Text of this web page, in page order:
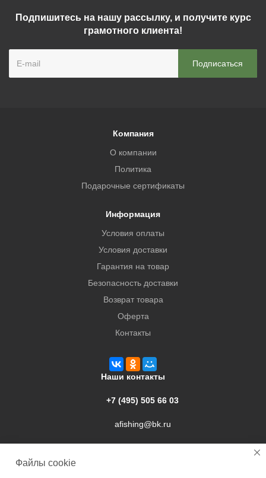
Подпишитесь на нашу рассылку, и получите курс
грамотного клиента!
Компания
О компании
Политика
Подарочные сертификаты
Информация
Условия оплаты
Условия доставки
Гарантия на товар
Безопасность доставки
Возврат товара
Оферта
Контакты
Наши контакты
+7 (495) 505 66 03
afishing@bk.ru
Файлы cookie